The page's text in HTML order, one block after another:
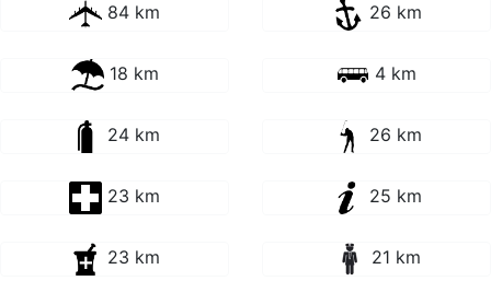
84 km 26 km
18 km 4 km
24 km 26 km
23 km 25 km
23 km 21 km